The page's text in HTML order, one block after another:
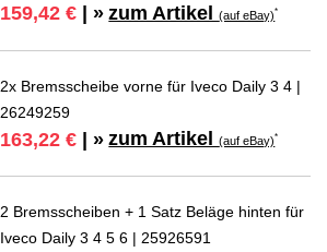
159,42 € | » zum Artikel(auf eBay)*
2x Bremsscheibe vorne für Iveco Daily 3 4 |
26249259
163,22 € | » zum Artikel(auf eBay)*
2 Bremsscheiben + 1 Satz Beläge hinten für
Iveco Daily 3 4 5 6 | 25926591